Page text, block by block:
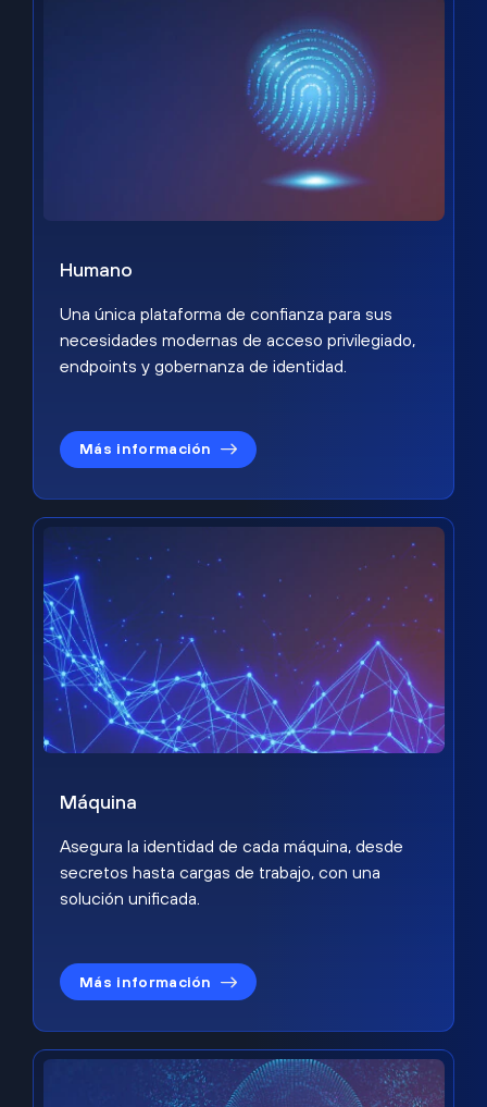
Humano
Una única plataforma de confianza para sus
necesidades modernas de acceso privilegiado,
endpoints y gobernanza de identidad.
Más información
Máquina
Asegura la identidad de cada máquina, desde
secretos hasta cargas de trabajo, con una
solución unificada.
Más información